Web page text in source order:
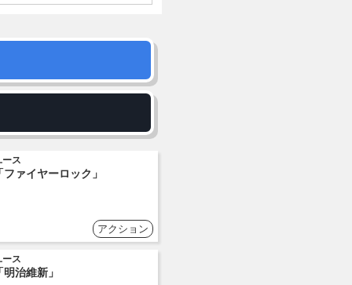
ース
ファイヤーロック」
アクション
ース
明治維新」